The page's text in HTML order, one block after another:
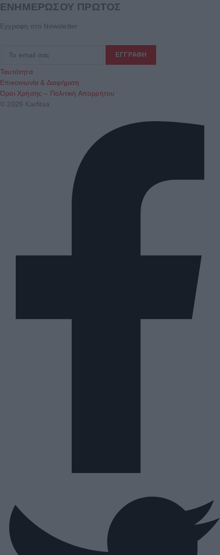
ΕΝΗΜΕΡΩΣΟΥ ΠΡΩΤΟΣ
Εγγραφή στο Newsletter
Ταυτότητα
Επικοινωνία & Διαφήμιση
Όροι Χρήσης – Πολιτική Απορρήτου
© 2026 Karfitsa